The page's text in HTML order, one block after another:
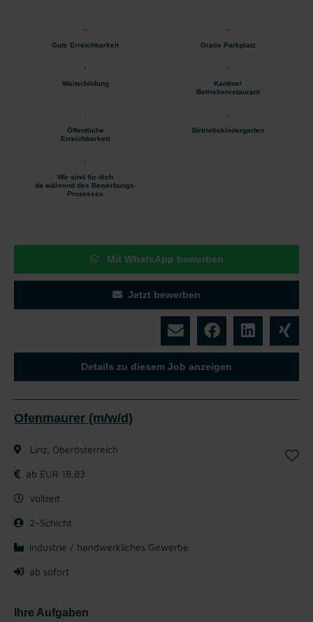
Gute Erreichbarkeit Gratis Parkplatz
Weiterbildung
Kantine/
Betriebsrestaurant
Öffentliche
Erreichbarkeit
Betriebskindergarten
Wir sind für dich
da während des Bewerbungs-
Prozesses
Mit WhatsApp bewerben
Jetzt bewerben
Details zu diesem Job anzeigen
Ofenmaurer (m/w/d)
Linz, Oberösterreich
ab EUR 18,83
Vollzeit
2-Schicht
Industrie / handwerkliches Gewerbe
ab sofort
Ihre Aufgaben